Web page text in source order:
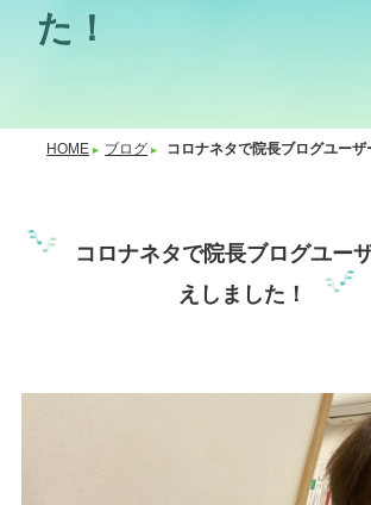
た！
HOME ブログ コロナネタで院長ブログユー
コロナネタで院長ブログユー
えしました！